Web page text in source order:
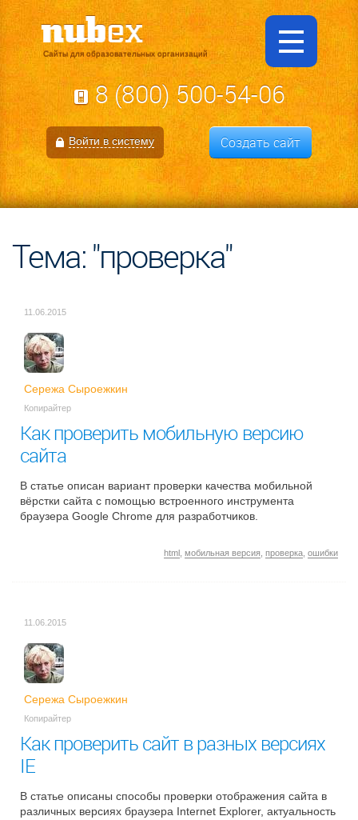
Сайты для образовательных организаций
8 (800) 500-54-06
Войти в систему Создать сайт
Тема: "проверка"
11.06.2015
Как проверить мобильную версию
сайта
В статье описан вариант проверки качества мобильной
вёрстки сайта с помощью встроенного инструмента
браузера Google Chrome для разработчиков.
html мобильная версия проверка ошибки
Сережа Сыроежкин
Копирайтер
11.06.2015
Как проверить сайт в разных версиях
IE
В статье описаны способы проверки отображения сайта в
различных версиях браузера Internet Explorer, актуальность
Сережа Сыроежкин
Копирайтер